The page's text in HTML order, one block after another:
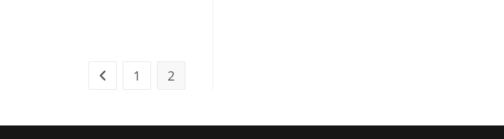
Ir a la página anterior
1 2